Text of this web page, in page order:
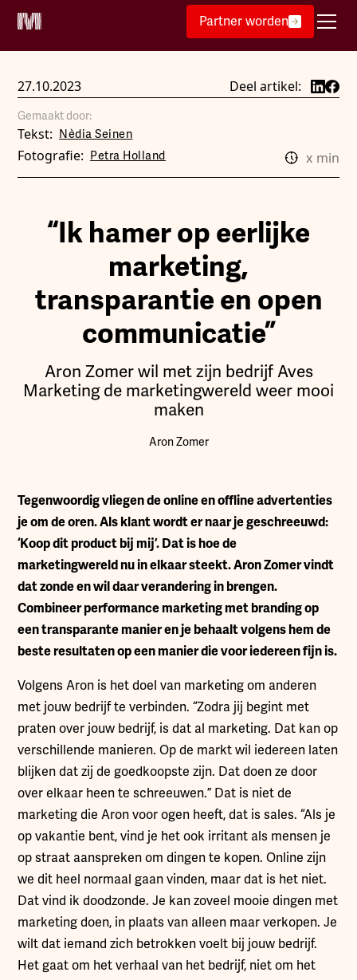
Partner worden
27.10.2023 Deel artikel:
Gemaakt door:
Tekst: Nèdia Seinen
Fotografie: Petra Holland x min
“Ik hamer op eerlijke
marketing,
transparantie en open
communicatie”
Aron Zomer wil met zijn bedrijf Aves
Marketing de marketingwereld weer mooi
maken
Aron Zomer
Tegenwoordig vliegen de online en offline advertenties
je om de oren. Als klant wordt er naar je geschreeuwd:
‘Koop dit product bij mij’. Dat is hoe de
marketingwereld nu in elkaar steekt. Aron Zomer vindt
dat zonde en wil daar verandering in brengen.
Combineer performance marketing met branding op
een transparante manier en je behaalt volgens hem de
beste resultaten op een manier die voor iedereen fijn is.
Volgens Aron is het doel van marketing om anderen
met jouw bedrijf te verbinden. “Zodra jij begint met
praten over jouw bedrijf, is dat al marketing. Dat kan op
verschillende manieren. Op de markt wil iedereen laten
blijken dat zij de goedkoopste zijn. Dat doen ze door
over elkaar heen te schreeuwen.” Dat is niet de
marketing die Aron voor ogen heeft, dat is sales. “Als je
op vakantie bent, vind je het ook irritant als mensen je
op straat aanspreken om dingen te kopen. Online zijn
we dit heel normaal gaan vinden, maar dat is het niet.
Dat vind ik doodzonde. Je kan zoveel mooie dingen met
marketing doen, in plaats van alleen maar verkopen. Je
wilt dat iemand zich betrokken voelt bij jouw bedrijf.
Het gaat om het verhaal van het bedrijf, niet om het